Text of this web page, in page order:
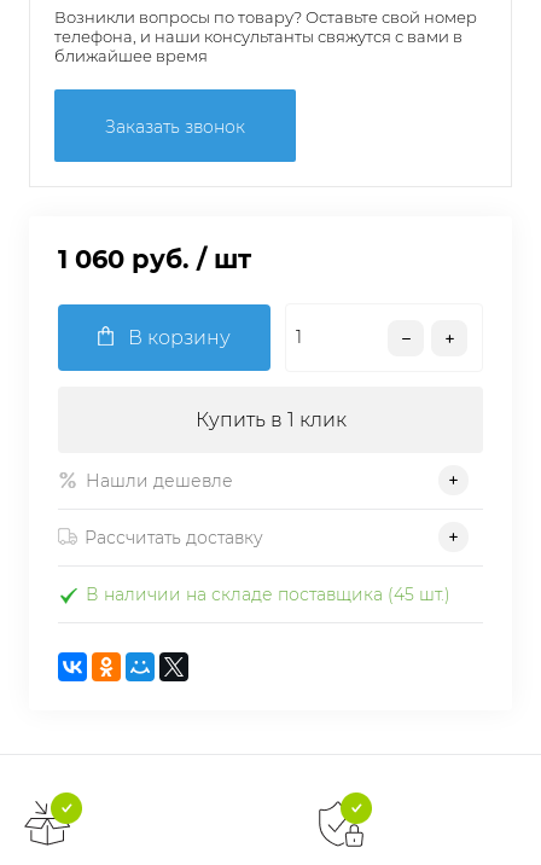
Возникли вопросы по товару? Оставьте свой номер
телефона, и наши консультанты свяжутся с вами в
ближайшее время
Заказать звонок
1 060 руб. / шт
В корзину
Купить в 1 клик
Нашли дешевле
Рассчитать доставку
В наличии на складе поставщика (45 шт.)